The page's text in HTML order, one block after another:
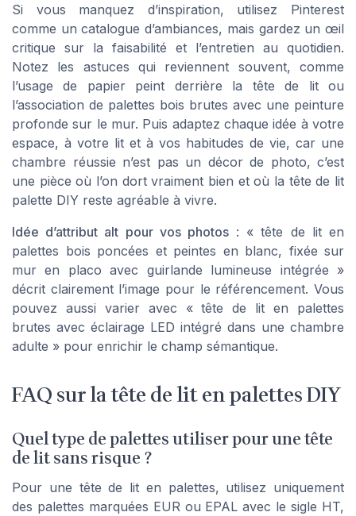
Si vous manquez d’inspiration, utilisez Pinterest
comme un catalogue d’ambiances, mais gardez un œil
critique sur la faisabilité et l’entretien au quotidien.
Notez les astuces qui reviennent souvent, comme
l’usage de papier peint derrière la tête de lit ou
l’association de palettes bois brutes avec une peinture
profonde sur le mur. Puis adaptez chaque idée à votre
espace, à votre lit et à vos habitudes de vie, car une
chambre réussie n’est pas un décor de photo, c’est
une pièce où l’on dort vraiment bien et où la tête de lit
palette DIY reste agréable à vivre.
Idée d’attribut alt pour vos photos: « tête de lit en
palettes bois poncées et peintes en blanc, fixée sur
mur en placo avec guirlande lumineuse intégrée »
décrit clairement l’image pour le référencement. Vous
pouvez aussi varier avec « tête de lit en palettes
brutes avec éclairage LED intégré dans une chambre
adulte » pour enrichir le champ sémantique.
FAQ sur la tête de lit en palettes DIY
Quel type de palettes utiliser pour une tête
de lit sans risque ?
Pour une tête de lit en palettes, utilisez uniquement
des palettes marquées EUR ou EPAL avec le sigle HT,